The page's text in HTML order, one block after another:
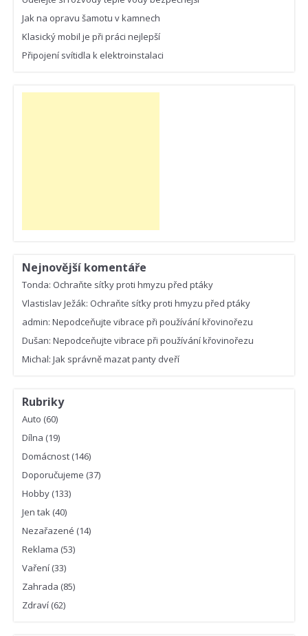
Jak na opravu šamotu v kamnech
Klasický mobil je při práci nejlepší
Připojení svítidla k elektroinstalaci
Nejnovější komentáře
Tonda: Ochraňte síťky proti hmyzu před ptáky
Vlastislav Ježák: Ochraňte síťky proti hmyzu před ptáky
admin: Nepodceňujte vibrace při používání křovinořezu
Dušan: Nepodceňujte vibrace při používání křovinořezu
Michal: Jak správně mazat panty dveří
Rubriky
Auto (60)
Dílna (19)
Domácnost (146)
Doporučujeme (37)
Hobby (133)
Jen tak (40)
Nezařazené (14)
Reklama (53)
Vaření (33)
Zahrada (85)
Zdraví (62)